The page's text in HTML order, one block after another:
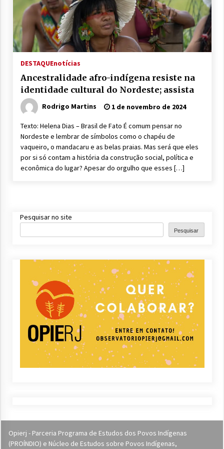
DESTAQUEnotícias
Ancestralidade afro-indígena resiste na
identidade cultural do Nordeste; assista
Rodrigo Martins 1 de novembro de 2024
Texto: Helena Dias – Brasil de Fato É comum pensar no
Nordeste e lembrar de símbolos como o chapéu de
vaqueiro, o mandacaru e as belas praias. Mas será que eles
por si só contam a história da construção social, política e
econômica do lugar? Apesar do orgulho que esses […]
Pesquisar no site
Pesquisar
Opierj - Parceria Programa de Estudos dos Povos Indígenas
(PROÍNDIO) e Núcleo de Estudos sobre Povos Indígenas,